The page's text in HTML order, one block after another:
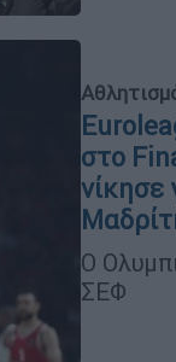
στο
νίκησε
Ο
ΣΕΦ